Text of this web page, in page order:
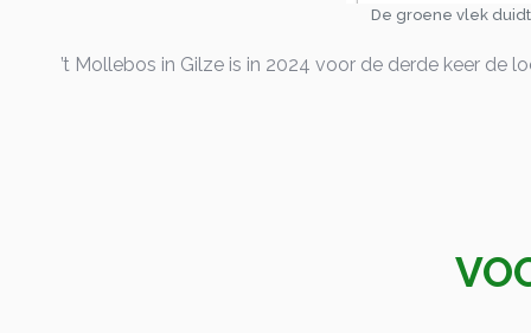
De groene vlek
’t Mollebos in Gilze is in 2024 voor de derde keer de